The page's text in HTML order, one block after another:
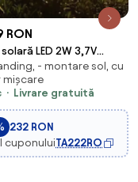
RON
LED 2W 3,7V
IP65 2200 mAh
- montare sol, cu
mișcare
Livrare gratuită
232 RON
cuponuluiTA222RO